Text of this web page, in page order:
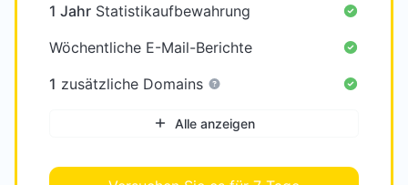
1 Jahr Statistikaufbewahrung
Wöchentliche E-Mail-Berichte
1 zusätzliche Domains
Alle anzeigen